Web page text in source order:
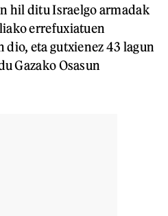
hil ditu Israelgo armadak
errefuxiatuen
dio, eta gutxienez 43 lagun
Gazako Osasun